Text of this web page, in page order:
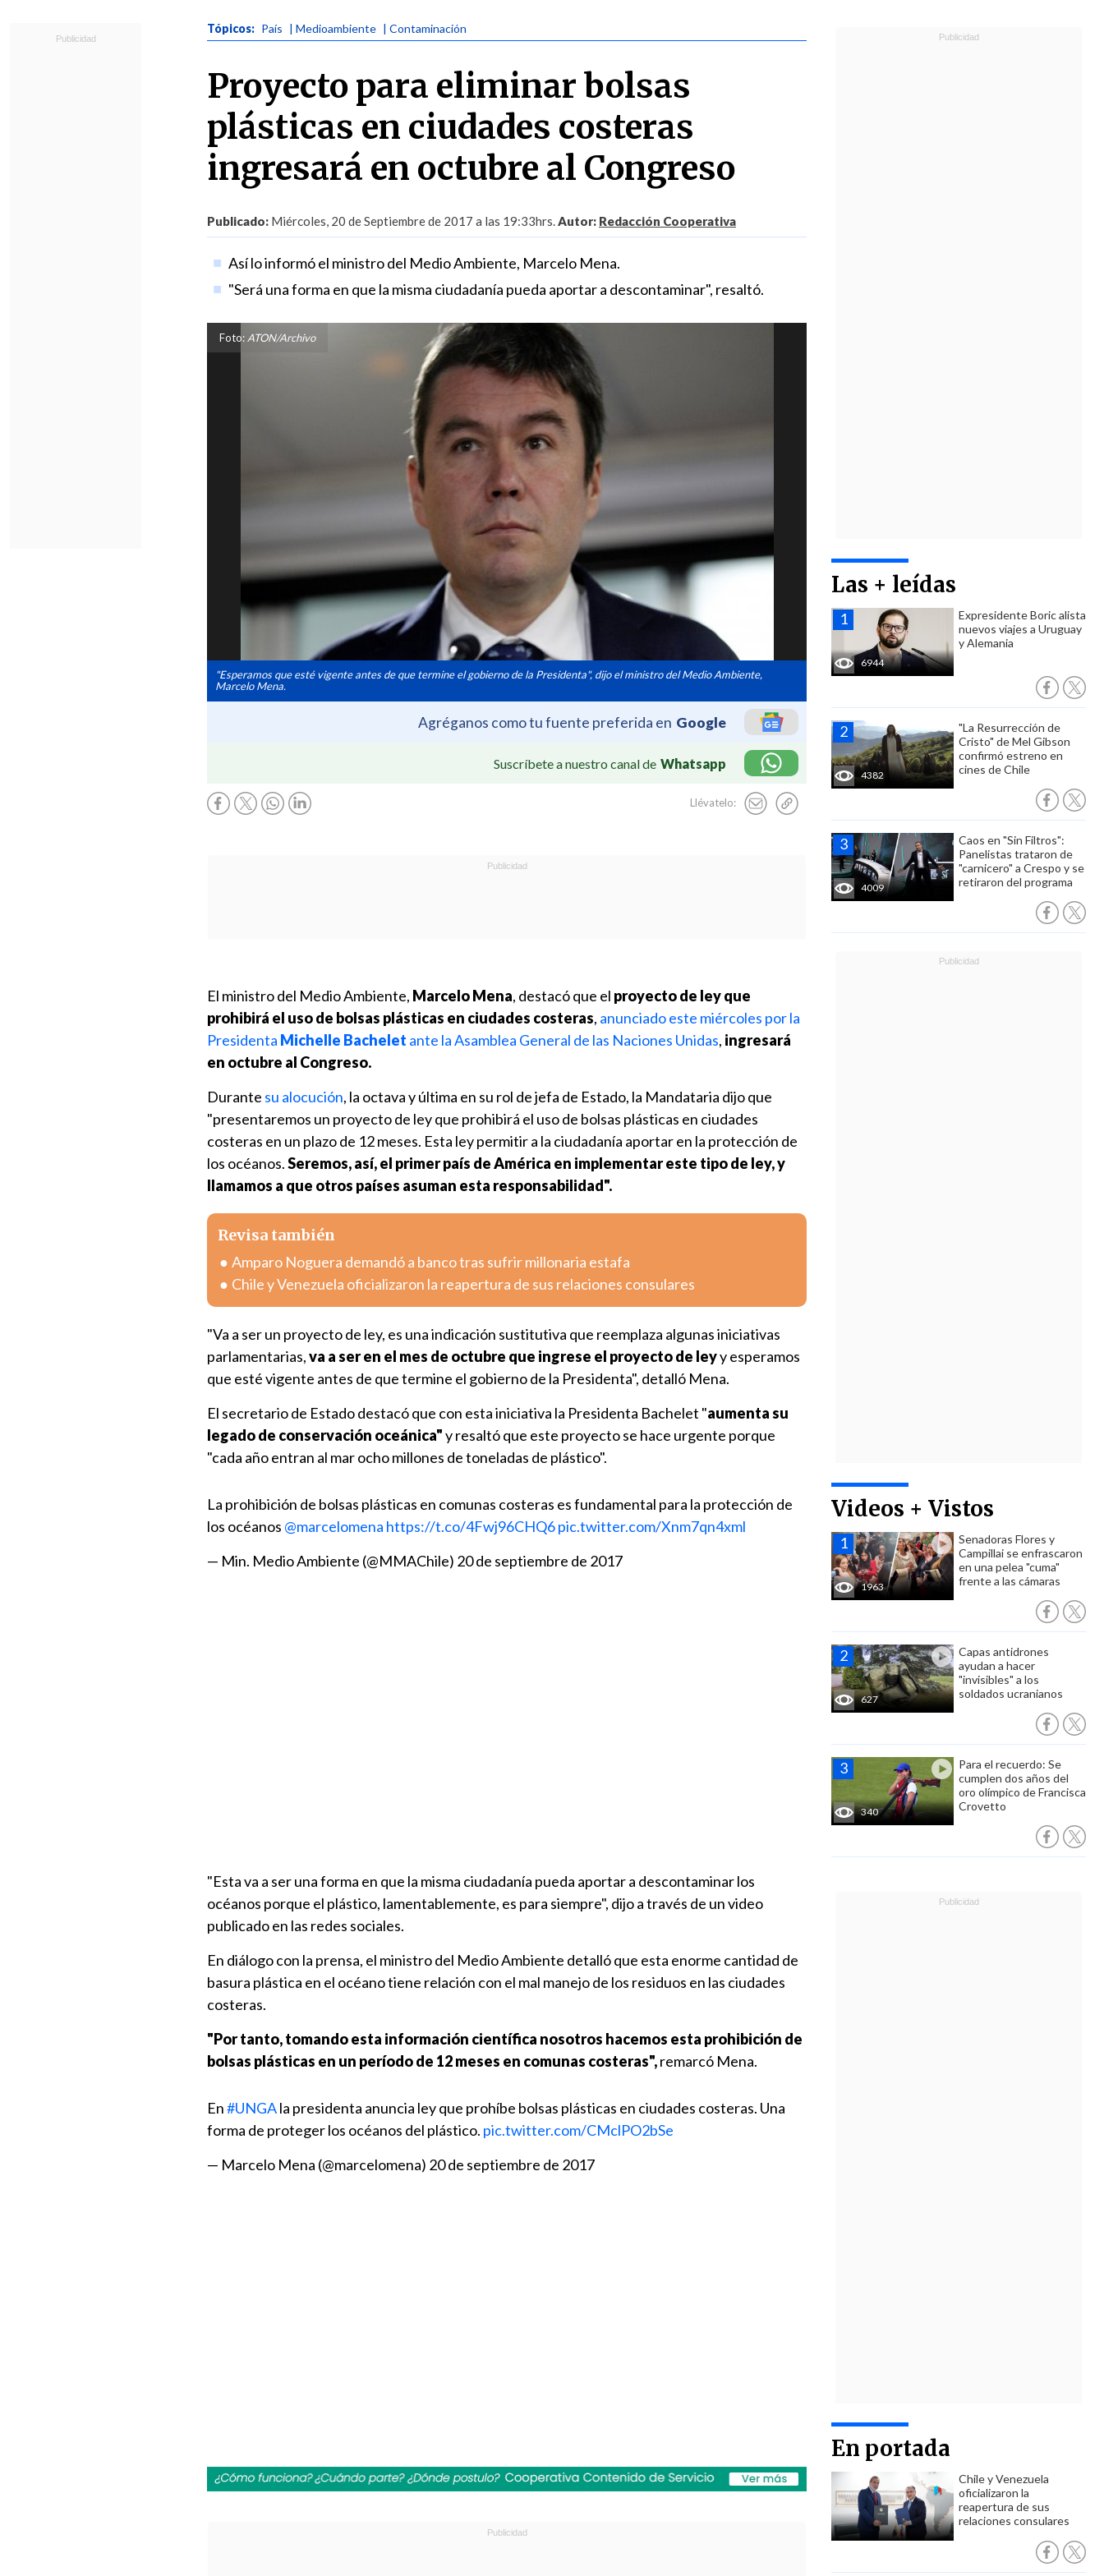
Tópicos: País | Medioambiente | Contaminación
Proyecto para eliminar bolsas
plásticas en ciudades costeras
ingresará en octubre al Congreso
Publicado: Miércoles, 20 de Septiembre de 2017 a las 19:33hrs.Autor: Redacción Cooperativa
Así lo informó el ministro del Medio Ambiente, Marcelo Mena.
"Será una forma en que la misma ciudadanía pueda aportar a descontaminar", resaltó.
Foto: ATON/Archivo
"Esperamos que esté vigente antes de que termine el gobierno de la Presidenta", dijo el ministro del Medio Ambiente,
Marcelo Mena.
Agréganos como tu fuente preferida en Google
Suscríbete a nuestro canal de Whatsapp
Llévatelo:
Las + leídas
6944
Expresidente Boric alista
nuevos viajes a Uruguay
y Alemania
4382
"La Resurrección de
Cristo" de Mel Gibson
confirmó estreno en
cines de Chile
4009
Caos en "Sin Filtros":
Panelistas trataron de
"carnicero" a Crespo y se
retiraron del programa
Videos + Vistos
1963
Senadoras Flores y
Campillai se enfrascaron
en una pelea "cuma"
frente a las cámaras
627
Capas antidrones
ayudan a hacer
"invisibles" a los
soldados ucranianos
340
Para el recuerdo: Se
cumplen dos años del
oro olímpico de Francisca
Crovetto
En portada
Chile y Venezuela
oficializaron la
reapertura de sus
relaciones consulares
El ministro del Medio Ambiente, Marcelo Mena, destacó que el proyecto de ley que
prohibirá el uso de bolsas plásticas en ciudades costeras, anunciado este miércoles por la
Presidenta Michelle Bachelet ante la Asamblea General de las Naciones Unidas, ingresará
en octubre al Congreso.
Durante su alocución, la octava y última en su rol de jefa de Estado, la Mandataria dijo que
"presentaremos un proyecto de ley que prohibirá el uso de bolsas plásticas en ciudades
costeras en un plazo de 12 meses. Esta ley permitir a la ciudadanía aportar en la protección de
los océanos.Seremos, así, el primer país de América en implementar este tipo de ley, y
llamamos a que otros países asuman esta responsabilidad".
Revisa también
Amparo Noguera demandó a banco tras sufrir millonaria estafa
Chile y Venezuela oficializaron la reapertura de sus relaciones consulares
"Va a ser un proyecto de ley, es una indicación sustitutiva que reemplaza algunas iniciativas
parlamentarias,va a ser en el mes de octubre que ingrese el proyecto de leyy esperamos
que esté vigente antes de que termine el gobierno de la Presidenta", detalló Mena.
El secretario de Estado destacó que con esta iniciativa la Presidenta Bachelet "aumenta su
legado de conservación oceánica"y resaltó que este proyecto se hace urgente porque
"cada año entran al mar ocho millones de toneladas de plástico".
La prohibición de bolsas plásticas en comunas costeras es fundamental para la protección de
los océanos @marcelomena https://t.co/4Fwj96CHQ6pic.twitter.com/Xnm7qn4xml
— Min. Medio Ambiente (@MMAChile) 20 de septiembre de 2017
"Esta va a ser una forma en que la misma ciudadanía pueda aportar a descontaminar los
océanos porque el plástico, lamentablemente, es para siempre", dijo a través de un video
publicado en las redes sociales.
En diálogo con la prensa, el ministro del Medio Ambiente detalló que esta enorme cantidad de
basura plástica en el océano tiene relación con el mal manejo de los residuos en las ciudades
costeras.
"Por tanto, tomando esta información científica nosotros hacemos esta prohibición de
bolsas plásticas en un período de 12 meses en comunas costeras",remarcó Mena.
En#UNGAla presidenta anuncia ley que prohíbe bolsas plásticas en ciudades costeras. Una
forma de proteger los océanos del plástico. pic.twitter.com/CMclPO2bSe
— Marcelo Mena (@marcelomena) 20 de septiembre de 2017